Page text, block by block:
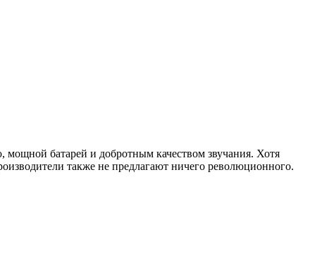
мощной батарей и добротным качеством звучания. Хотя
также не предлагают ничего революционного.